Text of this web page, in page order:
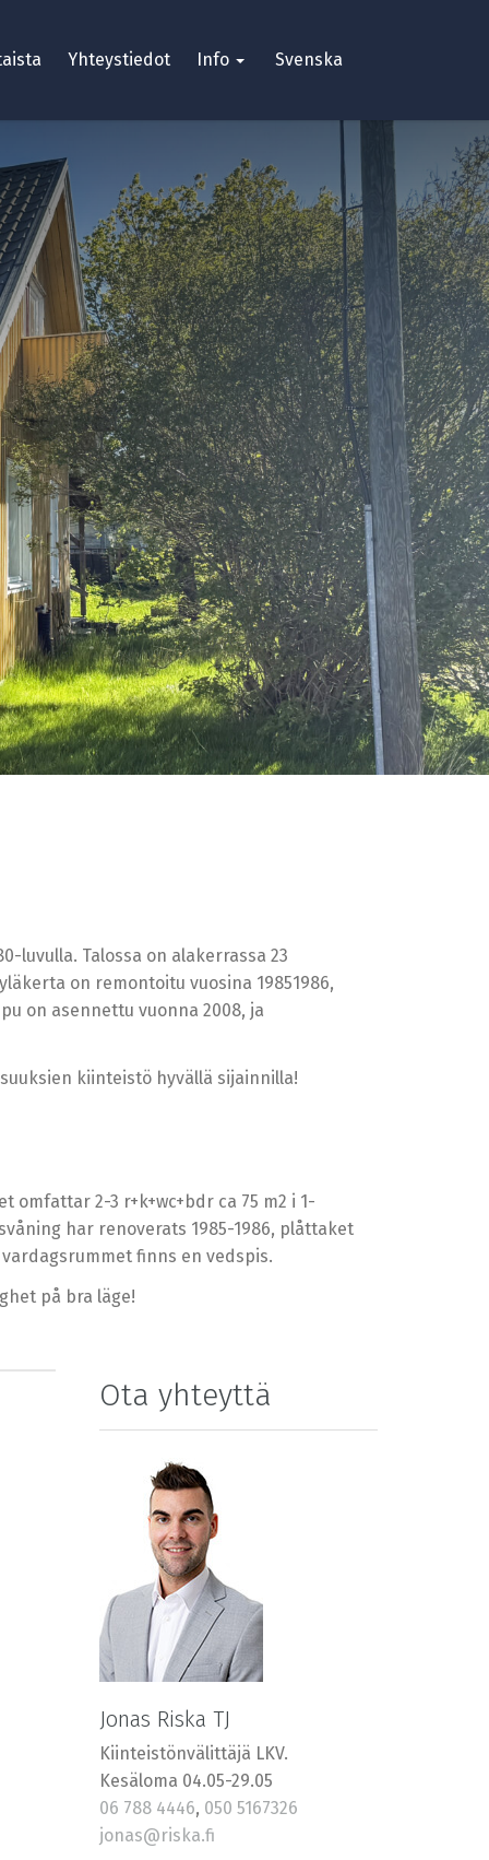
Yhteystiedot Info Svenska
Talossa on alakerrassa 23
on remontoitu vuosina 19851986,
on asennettu vuonna 2008, ja
kiinteistö hyvällä sijainnilla!
2-3 r+k+wc+bdr ca 75 m2 i 1-
har renoverats 1985-1986, plåttaket
finns en vedspis.
på bra läge!
Ota yhteyttä
Jonas Riska TJ
Kiinteistönvälittäjä LKV.
Kesäloma 04.05-29.05
06 788 4446, 050 5167326
jonas@riska.fi